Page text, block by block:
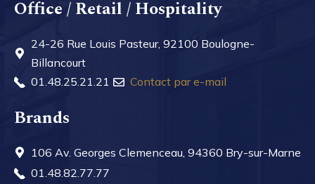
Office / Retail / Hospitality
24-26 Rue Louis Pasteur, 92100 Boulogne-
Billancourt
01.48.25.21.21
Contact par e-mail
Brands
106 Av. Georges Clemenceau, 94360 Bry-sur-Marne
01.48.82.77.77